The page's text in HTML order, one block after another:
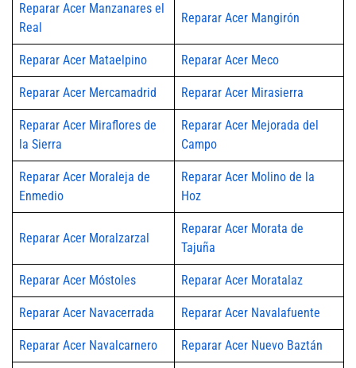
Reparar Acer Manzanares el
Real
Reparar Acer Mangirón
Reparar Acer Mataelpino Reparar Acer Meco
Reparar Acer Mercamadrid Reparar Acer Mirasierra
Reparar Acer Miraflores de
la Sierra
Reparar Acer Mejorada del
Campo
Reparar Acer Moraleja de
Enmedio
Reparar Acer Molino de la
Hoz
Reparar Acer Moralzarzal
Reparar Acer Morata de
Tajuña
Reparar Acer Móstoles Reparar Acer Moratalaz
Reparar Acer Navacerrada Reparar Acer Navalafuente
Reparar Acer Navalcarnero Reparar Acer Nuevo Baztán